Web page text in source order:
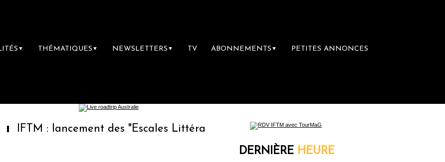
▼ THÉMATIQUES ▼ NEWSLETTERS ▼ TV ABONNEMENTS ▼ PETITES ANNONCES
: lancement des "Escales Littéraires", la première librairie du voyage
DERNIÈRE HEURE